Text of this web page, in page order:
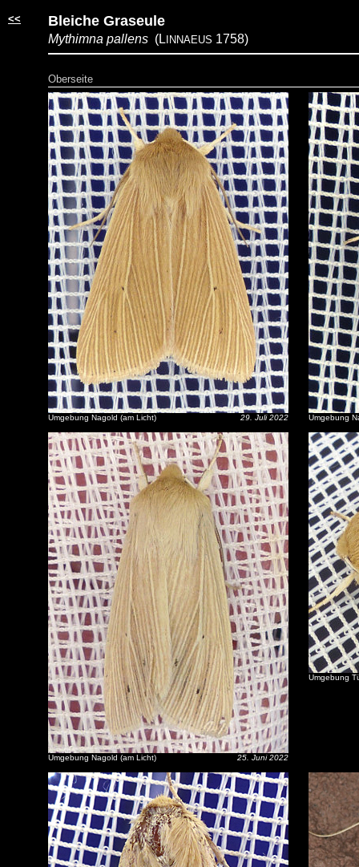
<< Bleiche Graseule
Mythimna pallens (L INNAEUS 1758)
Oberseite
Umgebung Nagold (am Licht) 29. Juli 2022
Umgebung Nagold (am Licht) 25. Juni 2022
Umgebung
Umgebung